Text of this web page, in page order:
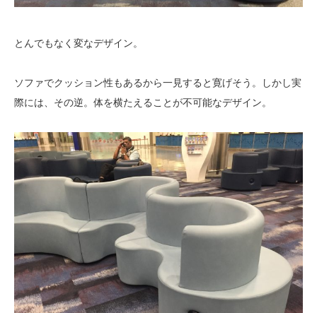
とんでもなく変なデザイン。
ソファでクッション性もあるから一見すると寛げそう。しかし実
際には、その逆。体を横たえることが不可能なデザイン。